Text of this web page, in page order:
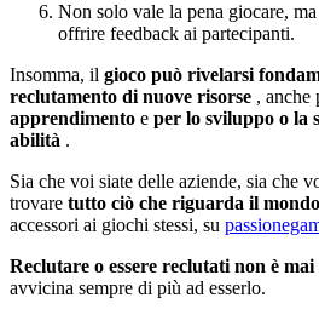
Non solo vale la pena giocare,
offrire feedback ai partecipanti.
Insomma, il gioco può rivelarsi
reclutamento di nuove risorse , anche
apprendimento e per lo sviluppo o la
abilità .
Sia che voi siate delle aziende, sia che
trovare tutto ciò che riguarda il
accessori ai giochi stessi, su
Reclutare o essere reclutati non è
avvicina sempre di più ad esserlo.